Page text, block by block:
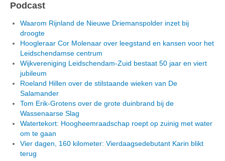
Podcast
Waarom Rijnland de Nieuwe Driemanspolder inzet bij
droogte
Hoogleraar Cor Molenaar over leegstand en kansen voor het
Leidschendamse centrum
Wijkvereniging Leidschendam-Zuid bestaat 50 jaar en viert
jubileum
Roeland Hillen over de stilstaande wieken van De
Salamander
Tom Erik-Grotens over de grote duinbrand bij de
Wassenaarse Slag
Watertekort: Hoogheemraadschap roept op zuinig met water
om te gaan
Vier dagen, 160 kilometer: Vierdaagsedebutant Karin blikt
terug